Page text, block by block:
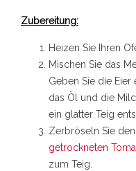
Zubereitung:
Heizen Sie Ihren
Mischen Sie das
Geben Sie die
das Öl und die
ein glatter Teig
Zerbröseln Sie
getrockneten
zum Teig.